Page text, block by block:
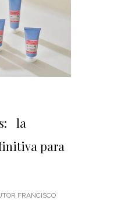
la
para
FRANCISCO